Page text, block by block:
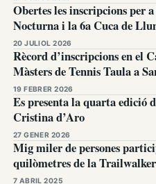
Obertes les inscripcions per
Nocturna i la 6a Cuca de
20 JULIOL 2026
Rècord d’inscripcions en el
Màsters de Tennis Taula a
19 FEBRER 2026
Es presenta la quarta edició
Cristina d’Aro
27 GENER 2026
Mig miler de persones
quilòmetres de la
7 ABRIL 2025